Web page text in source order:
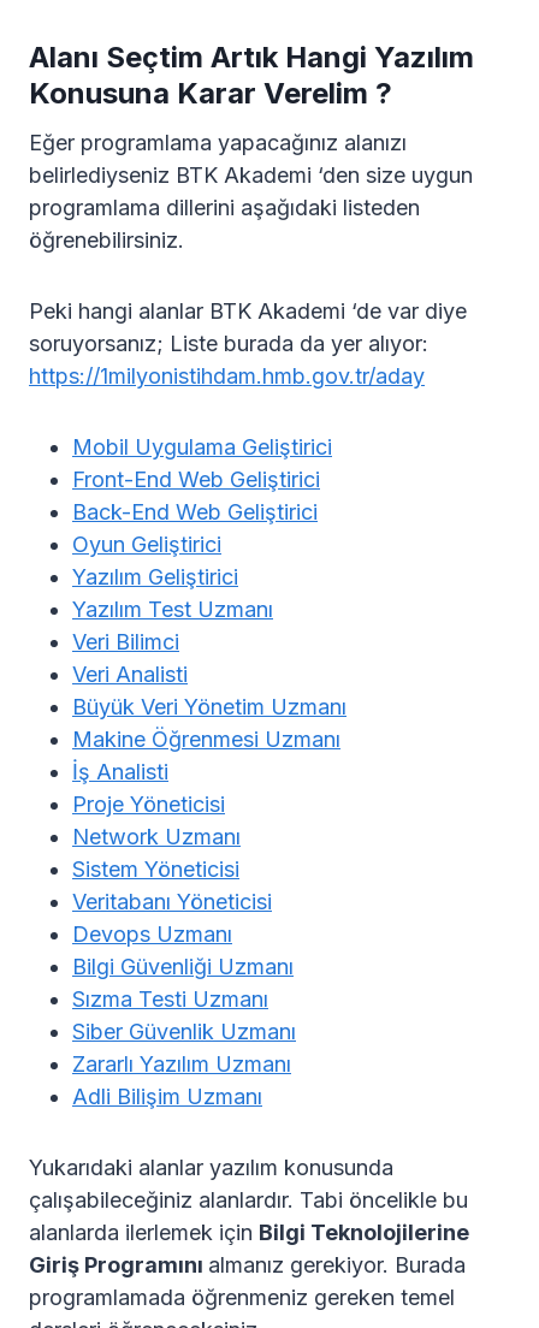
Alanı Seçtim Artık Hangi Yazılım
Konusuna Karar Verelim ?
Eğer programlama yapacağınız alanızı
belirlediyseniz BTK Akademi ‘den size uygun
programlama dillerini aşağıdaki listeden
öğrenebilirsiniz.
Peki hangi alanlar BTK Akademi ‘de var diye
soruyorsanız; Liste burada da yer alıyor:
https://1milyonistihdam.hmb.gov.tr/aday
Mobil Uygulama Geliştirici
Front-End Web Geliştirici
Back-End Web Geliştirici
Oyun Geliştirici
Yazılım Geliştirici
Yazılım Test Uzmanı
Veri Bilimci
Veri Analisti
Büyük Veri Yönetim Uzmanı
Makine Öğrenmesi Uzmanı
İş Analisti
Proje Yöneticisi
Network Uzmanı
Sistem Yöneticisi
Veritabanı Yöneticisi
Devops Uzmanı
Bilgi Güvenliği Uzmanı
Sızma Testi Uzmanı
Siber Güvenlik Uzmanı
Zararlı Yazılım Uzmanı
Adli Bilişim Uzmanı
Yukarıdaki alanlar yazılım konusunda
çalışabileceğiniz alanlardır. Tabi öncelikle bu
alanlarda ilerlemek için Bilgi Teknolojilerine
Giriş Programını almanız gerekiyor. Burada
programlamada öğrenmeniz gereken temel